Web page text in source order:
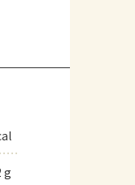
g